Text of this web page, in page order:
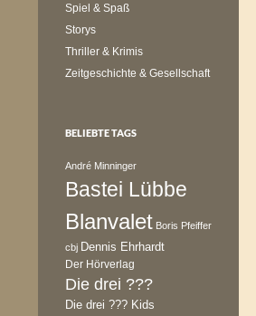
Spiel & Spaß
Storys
Thriller & Krimis
Zeitgeschichte & Gesellschaft
BELIEBTE TAGS
André Minninger
Bastei Lübbe
Blanvalet Boris Pfeiffer
cbj Dennis Ehrhardt
Der Hörverlag
Die drei ???
Die drei ??? Kids